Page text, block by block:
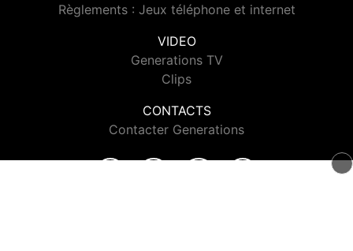
Règlements : Jeux téléphone et internet
VIDEO
Generations TV
Clips
CONTACTS
Contacter Generations